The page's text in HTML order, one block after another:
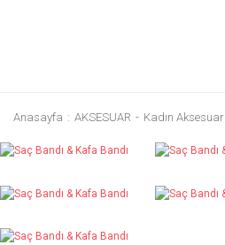
Anasayfa AKSESUAR Kadın Aksesuar